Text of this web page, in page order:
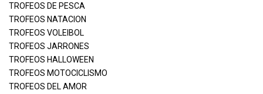
TROFEOS DE PESCA
TROFEOS NATACION
TROFEOS VOLEIBOL
TROFEOS JARRONES
TROFEOS HALLOWEEN
TROFEOS MOTOCICLISMO
TROFEOS DEL AMOR